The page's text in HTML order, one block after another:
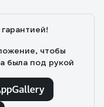
чтобы
была под рукой